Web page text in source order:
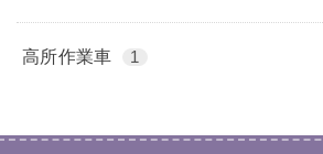
高所作業車 1